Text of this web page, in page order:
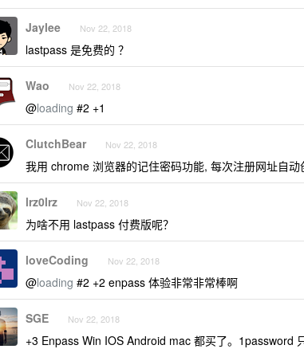
Jaylee Nov 22, 2018
lastpass 是免费的 ？
Wao Nov 22, 2018
@loading #2 +1
ClutchBear Nov 22, 2018
我用 chrome 浏览器的记住密码功能, 每次注册网址自
lrz0lrz Nov 22, 2018
为啥不用 lastpass 付费版呢？
loveCoding Nov 22, 2018
@loading #2 +2 enpass 体验非常非常棒啊
SGE Nov 22, 2018
+3 Enpass Win IOS Android mac 都买了。1password